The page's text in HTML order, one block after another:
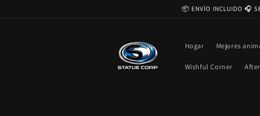
📦 ENVÍO INCLUIDO 🎧
Hogar Mejores
Wishful Corner